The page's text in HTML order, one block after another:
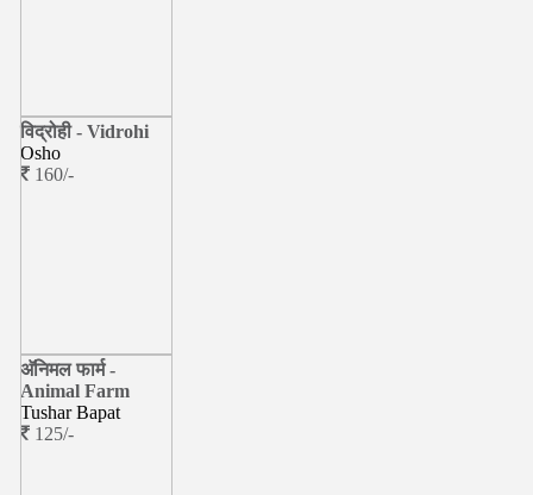
विद्रोही - Vidrohi
Osho
160/-
अ‍ॅनिमल फार्म -
Animal Farm
Tushar Bapat
125/-